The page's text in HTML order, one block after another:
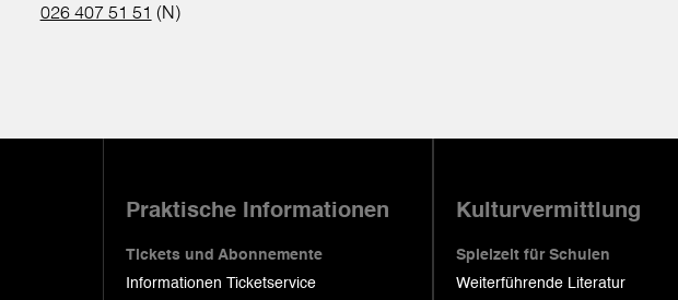
026 407 51 51 (N)
Praktische Informationen
Tickets und Abonnemente
Informationen Ticketservice
Kulturvermittlung
Spielzeit für Schulen
Weiterführende Literatur